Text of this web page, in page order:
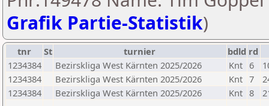
Grafik Partie-Statistik)
tnr St turnier bdld rd
1234384
Bezirskliga West Kärnten 2025/2026 Knt 6
1234384
Bezirskliga West Kärnten 2025/2026 Knt 7
1234384
Bezirskliga West Kärnten 2025/2026 Knt 8